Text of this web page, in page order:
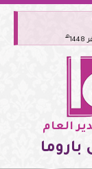
هـ
العام
باروما